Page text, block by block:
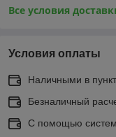
Все условия
Условия оплаты
Наличными в
Безналичный
С помощью